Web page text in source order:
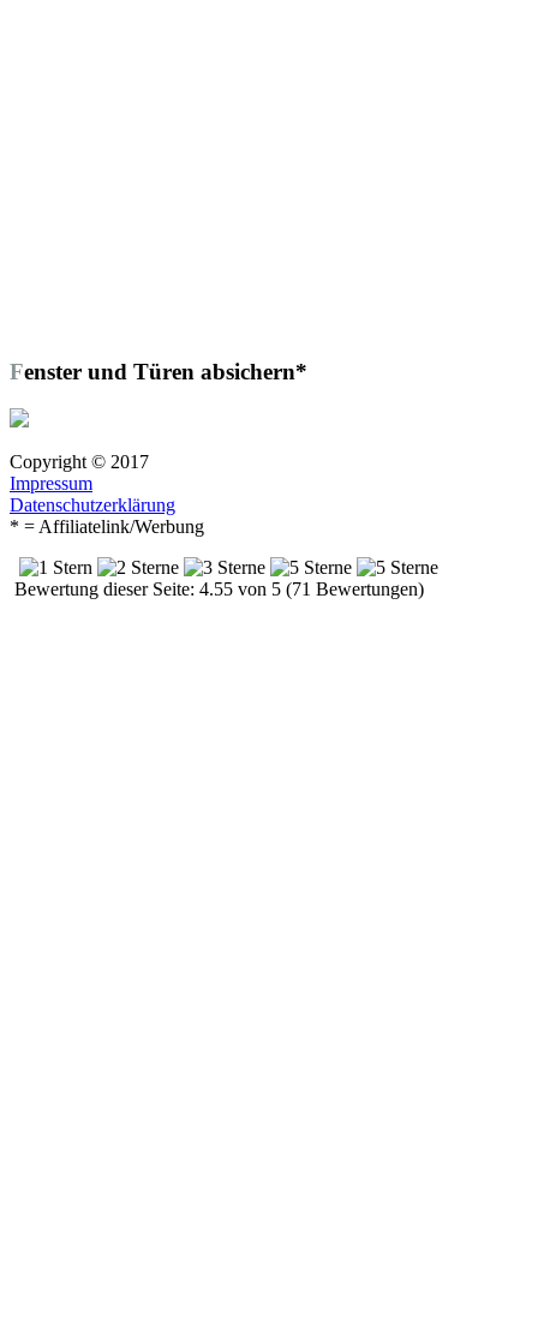
Fenster und Türen absichern*
Copyright © 2017
Impressum
Datenschutzerklärung
* = Affiliatelink/Werbung
Bewertung dieser Seite: 4.55 von 5 (71 Bewertungen)